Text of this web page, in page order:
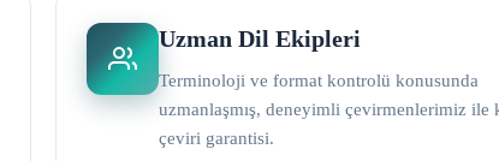
Uzman Dil Ekipleri
Terminoloji ve format kontrolü konusunda
uzmanlaşmış, deneyimli çevirmenlerimiz ile
çeviri garantisi.